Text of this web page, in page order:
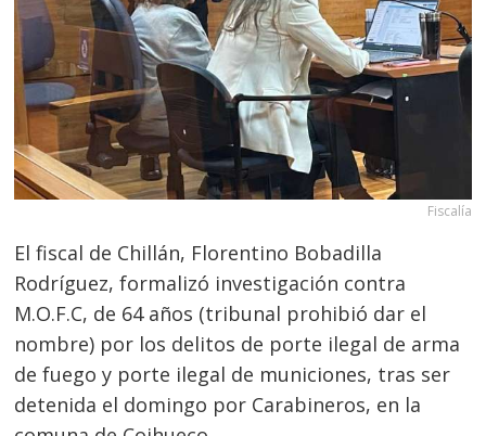
Fiscalía
El fiscal de Chillán, Florentino Bobadilla
Rodríguez, formalizó investigación contra
M.O.F.C, de 64 años (tribunal prohibió dar el
nombre) por los delitos de porte ilegal de arma
de fuego y porte ilegal de municiones, tras ser
detenida el domingo por Carabineros, en la